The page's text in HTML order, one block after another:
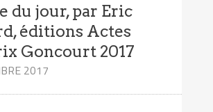
du jour, par Eric
éditions Actes
Goncourt 2017
2017